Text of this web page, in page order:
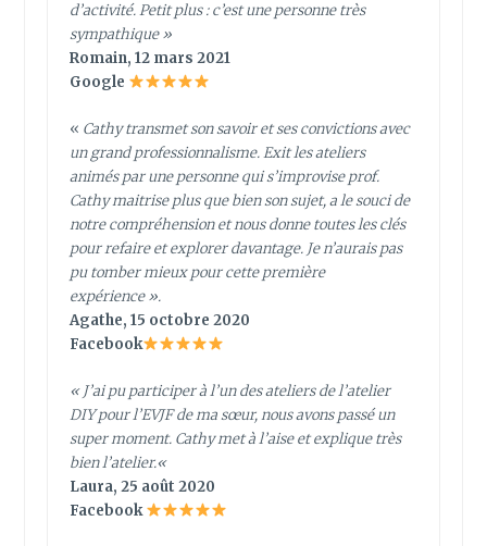
d’activité. Petit plus : c’est une personne très
sympathique»
Romain, 12 mars 2021
Google
« Cathy transmet son savoir et ses convictions avec
un grand professionnalisme. Exit les ateliers
animés par une personne qui s’improvise prof.
Cathy maitrise plus que bien son sujet, a le souci de
notre compréhension et nous donne toutes les clés
pour refaire et explorer davantage. Je n’aurais pas
pu tomber mieux pour cette première
expérience ».
Agathe, 15 octobre 2020
Facebook
«J’ai pu participer à l’un des ateliers de l’atelier
DIY pour l’EVJF de ma sœur, nous avons passé un
super moment. Cathy met à l’aise et explique très
bien l’atelier.«
Laura, 25 août 2020
Facebook